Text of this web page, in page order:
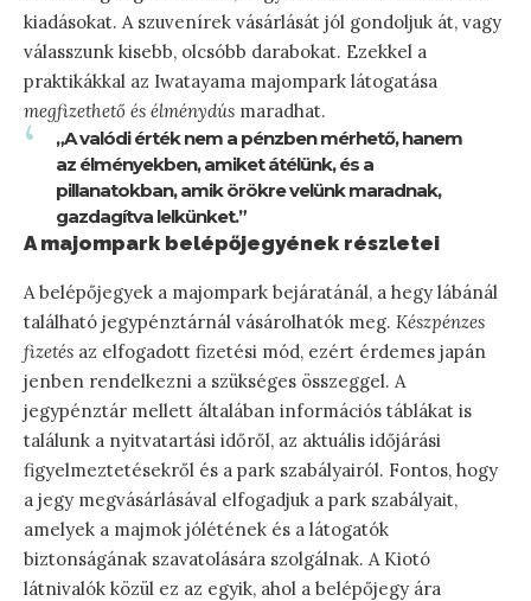
kiadásokat. A szuvenírek vásárlását jól gondoljuk át, vagy
válasszunk kisebb, olcsóbb darabokat. Ezekkel a
praktikákkal az Iwatayama majompark látogatása
megfizethető és élménydús maradhat.
„A valódi érték nem a pénzben mérhető, hanem
az élményekben, amiket átélünk, és a
pillanatokban, amik örökre velünk maradnak,
gazdagítva lelkünket.”
A majompark belépőjegyének részletei
A belépőjegyek a majompark bejáratánál, a hegy lábánál
található jegypénztárnál vásárolhatók meg. Készpénzes
fizetés az elfogadott fizetési mód, ezért érdemes japán
jenben rendelkezni a szükséges összeggel. A
jegypénztár mellett általában információs táblákat is
találunk a nyitvatartási időről, az aktuális időjárási
figyelmeztetésekről és a park szabályairól. Fontos, hogy
a jegy megvásárlásával elfogadjuk a park szabályait,
amelyek a majmok jólétének és a látogatók
biztonságának szavatolására szolgálnak. A Kiotó
látnivalók közül ez az egyik, ahol a belépőjegy ára